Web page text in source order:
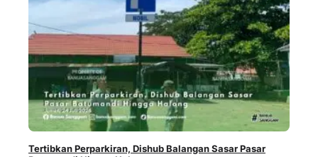
Tertibkan Perparkiran, Dishub Balangan Sasar Pasar